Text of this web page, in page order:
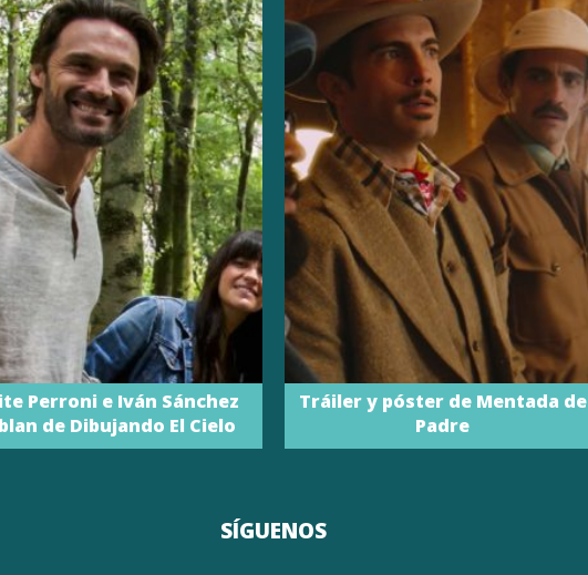
Perroni e Iván Sánchez
de Dibujando El Cielo
Tráiler y póster de Mentada de
Padre
SÍGUENOS